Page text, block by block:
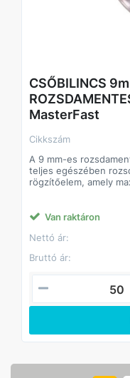
CSŐBILINCS
MasterFast
Cikkszám
A 9 mm-es
teljes egészében
rögzítőelem, amely
vegyi hatásoknak
Főbb jellemzők
• Teljes
csavar is sav- és
• 9 mm-es
szorítóerőt nyújt
• Nagy szilárdság és
professzionális
• Egyszerű szerelés
Van raktáron
Nettó ár:
Bruttó ár: